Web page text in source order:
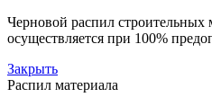
Черновой распил строительных
осуществляется при 100%
Закрыть
Распил материала